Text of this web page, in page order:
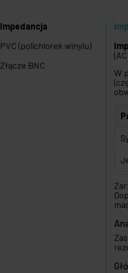
Impedancja
PVC (polichlorek winylu)
Złącze BNC
W